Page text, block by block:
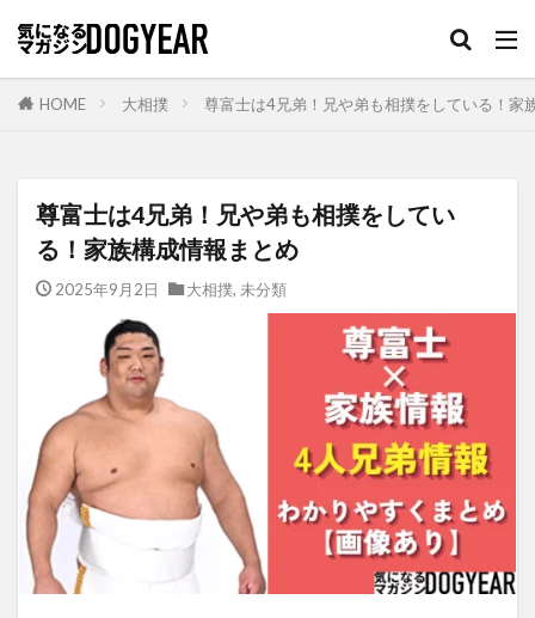
HOME 大相撲 尊富士は4兄弟！兄や弟も相撲をしている！家
尊富士は4兄弟！兄や弟も相撲をしてい
る！家族構成情報まとめ
2025年9月2日 大相撲, 未分類